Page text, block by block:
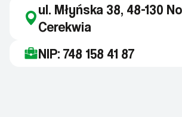
ul. Młyńska 38, 48-130
Cerekwia
NIP: 748 158 41 87